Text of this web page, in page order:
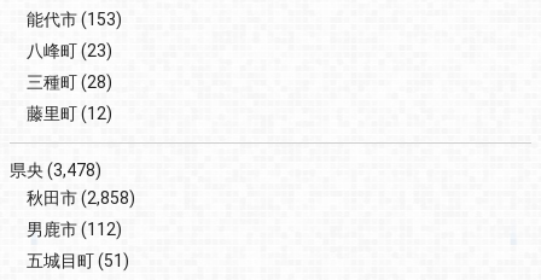
能代市(153)
八峰町(23)
三種町(28)
藤里町(12)
県央(3,478)
秋田市(2,858)
男鹿市(112)
五城目町(51)